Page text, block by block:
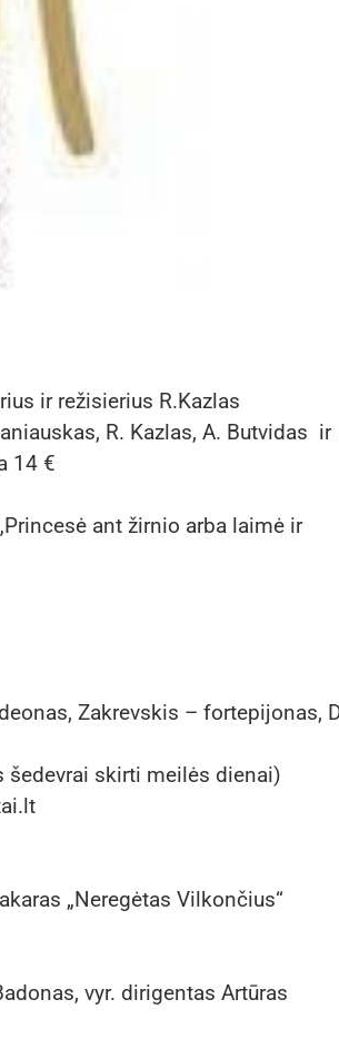
ir režisierius R.Kazlas
R. Kazlas, A. Butvidas
14 €
ant žirnio arba laimė ir
Zakrevskis – fortepijonas,
skirti meilės dienai)
„Neregėtas Vilkončius“
Badonas, vyr. dirigentas